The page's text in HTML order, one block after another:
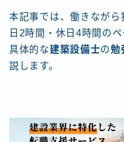
本記事では、働きなが
日2時間・休日4時間の
具体的な建築設備士の勉
説します。